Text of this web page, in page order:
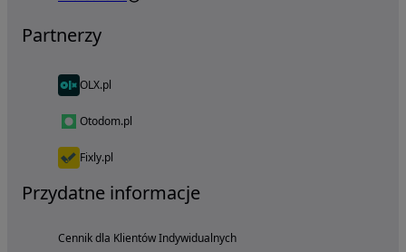
Partnerzy
OLX.pl
Otodom.pl
Fixly.pl
Przydatne informacje
Cennik dla Klientów Indywidualnych